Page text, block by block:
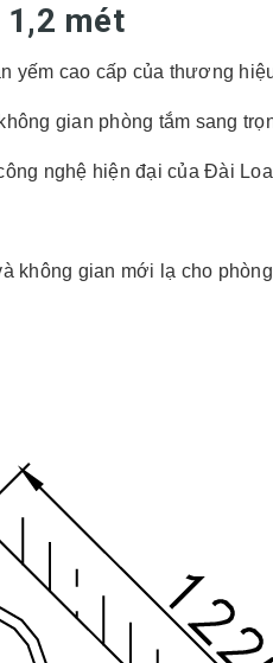
1,2 mét
yếm cao cấp của thương
gian phòng tắm sang
nghệ hiện đại của Đài
không gian mới lạ cho